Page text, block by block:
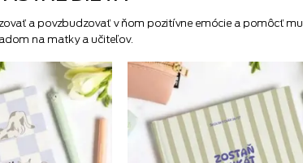
a povzbudzovať v ňom pozitívne emócie a pomôcť
na matky a učiteľov.